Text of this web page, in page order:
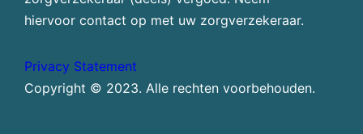
hiervoor contact op met uw zorgverzekeraar.
Privacy Statement
Copyright © 2023. Alle rechten voorbehouden.